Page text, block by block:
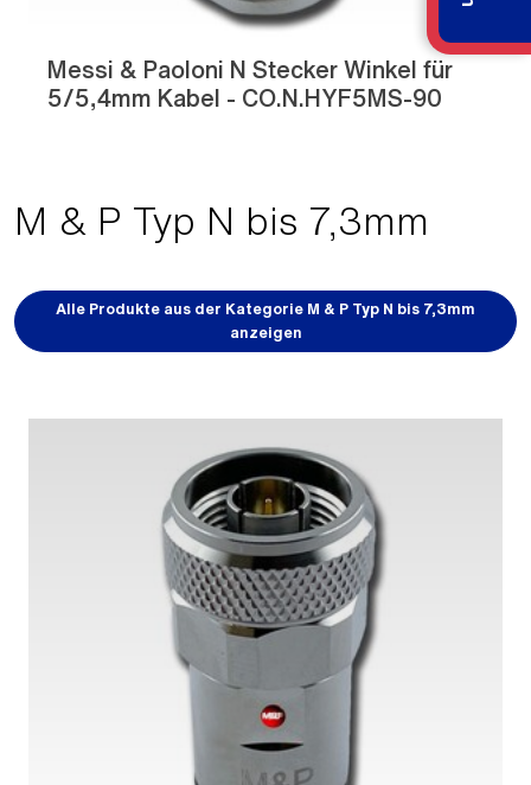
Messi & Paoloni N Stecker Winkel für
5/5,4mm Kabel - CO.N.HYF5MS-90
M & P Typ N bis 7,3mm
Alle Produkte aus der Kategorie M & P Typ N bis 7,3mm
anzeigen